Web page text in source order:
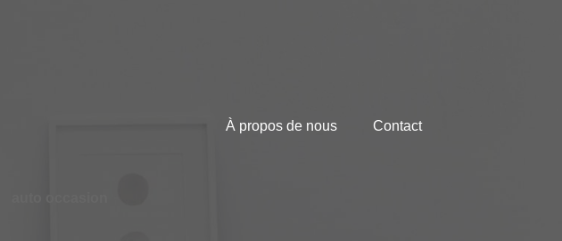
À propos de nous Contact